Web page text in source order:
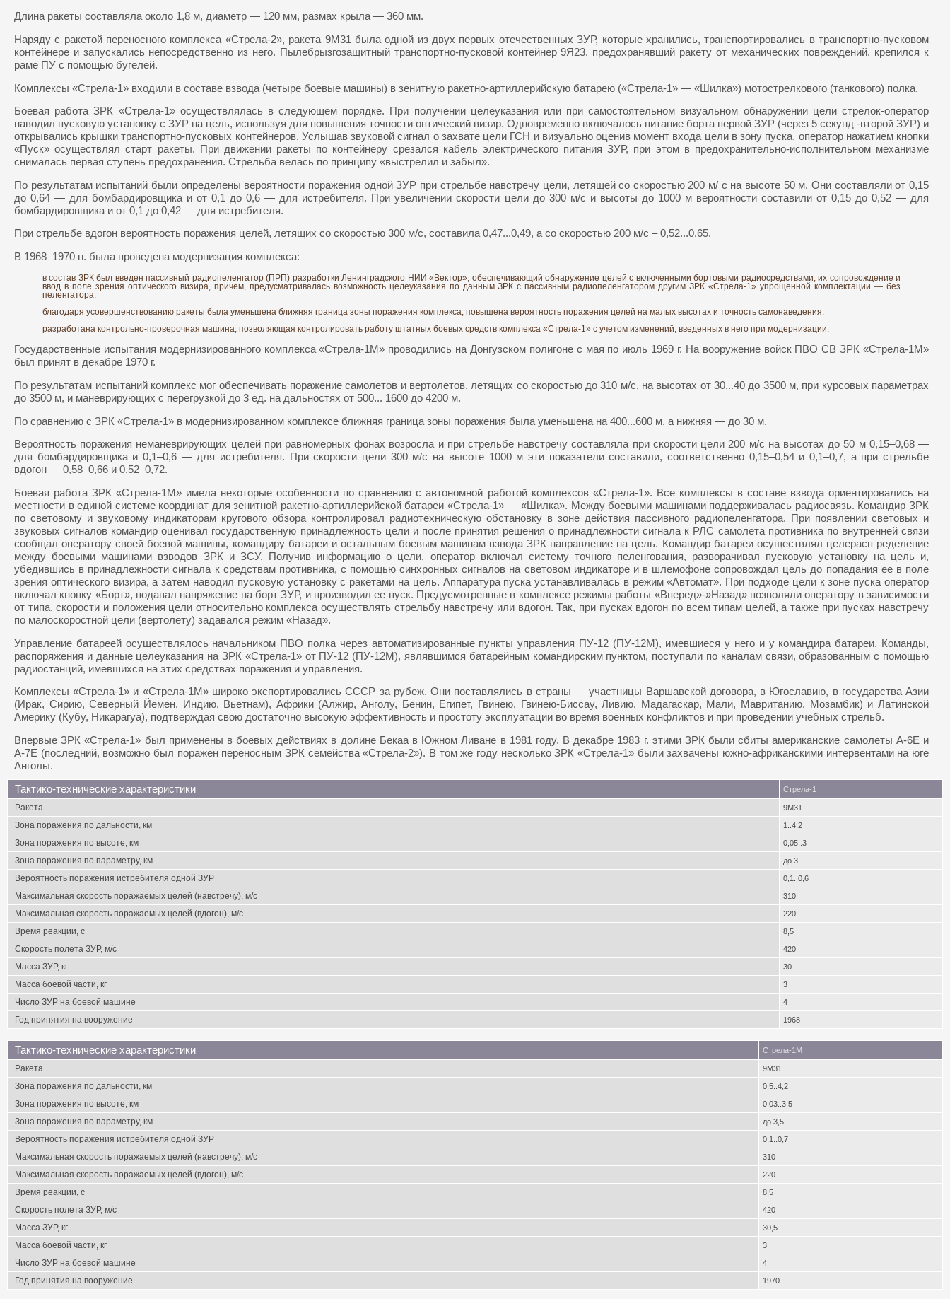
Длина ракеты составляла около 1,8 м, диаметр — 120 мм, размах крыла — 360 мм.
Наряду с ракетой переносного комплекса «Стрела-2», ракета 9М31 была одной из двух первых отечественных ЗУР, которые хранились, транспортировались в транспортно-пусковом
контейнере и запускались непосредственно из него. Пылебрызгозащитный транспортно-пусковой контейнер 9Я23, предохранявший ракету от механических повреждений, крепился к
раме ПУ с помощью бугелей.
Комплексы «Стрела-1» входили в составе взвода (четыре боевые машины) в зенитную ракетно-артиллерийскую батарею («Стрела-1» — «Шилка») мотострелкового (танкового) полка.
Боевая работа ЗРК «Стрела-1» осуществлялась в следующем порядке. При получении целеуказания или при самостоятельном визуальном обнаружении цели стрелок-оператор
наводил пусковую установку с ЗУР на цель, используя для повышения точности оптический визир. Одновременно включалось питание борта первой ЗУР (через 5 секунд -второй ЗУР) и
открывались крышки транспортно-пусковых контейнеров. Услышав звуковой сигнал о захвате цели ГСН и визуально оценив момент входа цели в зону пуска, оператор нажатием кнопки
«Пуск» осуществлял старт ракеты. При движении ракеты по контейнеру срезался кабель электрического питания ЗУР, при этом в предохранительно-исполнительном механизме
снималась первая ступень предохранения. Стрельба велась по принципу «выстрелил и забыл».
По результатам испытаний были определены вероятности поражения одной ЗУР при стрельбе навстречу цели, летящей со скоростью 200 м/ с на высоте 50 м. Они составляли от 0,15
до 0,64 — для бомбардировщика и от 0,1 до 0,6 — для истребителя. При увеличении скорости цели до 300 м/с и высоты до 1000 м вероятности составили от 0,15 до 0,52 — для
бомбардировщика и от 0,1 до 0,42 — для истребителя.
При стрельбе вдогон вероятность поражения целей, летящих со скоростью 300 м/с, составила 0,47...0,49, а со скоростью 200 м/с – 0,52...0,65.
В 1968–1970 гг. была проведена модернизация комплекса:
в состав ЗРК был введен пассивный радиопеленгатор (ПРП) разработки Ленинградского НИИ «Вектор», обеспечивающий обнаружение целей с включенными бортовыми радиосредствами, их сопровождение и
ввод в поле зрения оптического визира, причем, предусматривалась возможность целеуказания по данным ЗРК с пассивным радиопеленгатором другим ЗРК «Стрела-1» упрощенной комплектации — без
пеленгатора.
благодаря усовершенствованию ракеты была уменьшена ближняя граница зоны поражения комплекса, повышена вероятность поражения целей на малых высотах и точность самонаведения.
разработана контрольно-проверочная машина, позволяющая контролировать работу штатных боевых средств комплекса «Стрела-1» с учетом изменений, введенных в него при модернизации.
Государственные испытания модернизированного комплекса «Стрела-1M» проводились на Донгузском полигоне с мая по июль 1969 г. На вооружение войск ПВО СВ ЗРК «Стрела-1М»
был принят в декабре 1970 г.
По результатам испытаний комплекс мог обеспечивать поражение самолетов и вертолетов, летящих со скоростью до 310 м/с, на высотах от 30...40 до 3500 м, при курсовых параметрах
до 3500 м, и маневрирующих с перегрузкой до 3 ед. на дальностях от 500... 1600 до 4200 м.
По сравнению с ЗРК «Стрела-1» в модернизированном комплексе ближняя граница зоны поражения была уменьшена на 400...600 м, а нижняя — до 30 м.
Вероятность поражения неманеврирующих целей при равномерных фонах возросла и при стрельбе навстречу составляла при скорости цели 200 м/с на высотах до 50 м 0,15–0,68 —
для бомбардировщика и 0,1–0,6 — для истребителя. При скорости цели 300 м/с на высоте 1000 м эти показатели составили, соответственно 0,15–0,54 и 0,1–0,7, а при стрельбе
вдогон — 0,58–0,66 и 0,52–0,72.
Боевая работа ЗРК «Стрела-1M» имела некоторые особенности по сравнению с автономной работой комплексов «Стрела-1». Все комплексы в составе взвода ориентировались на
местности в единой системе координат для зенитной ракетно-артиллерийской батареи «Стрела-1» — «Шилка». Между боевыми машинами поддерживалась радиосвязь. Командир ЗРК
по световому и звуковому индикаторам кругового обзора контролировал радиотехническую обстановку в зоне действия пассивного радиопеленгатора. При появлении световых и
звуковых сигналов командир оценивал государственную принадлежность цели и после принятия решения о принадлежности сигнала к РЛС самолета противника по внутренней связи
сообщал оператору своей боевой машины, командиру батареи и остальным боевым машинам взвода ЗРК направление на цель. Командир батареи осуществлял целерасп ределение
между боевыми машинами взводов ЗРК и ЗСУ. Получив информацию о цели, оператор включал систему точного пеленгования, разворачивал пусковую установку на цель и,
убедившись в принадлежности сигнала к средствам противника, с помощью синхронных сигналов на световом индикаторе и в шлемофоне сопровождал цель до попадания ее в поле
зрения оптического визира, а затем наводил пусковую установку с ракетами на цель. Аппаратура пуска устанавливалась в режим «Автомат». При подходе цели к зоне пуска оператор
включал кнопку «Борт», подавал напряжение на борт ЗУР, и производил ее пуск. Предусмотренные в комплексе режимы работы «Вперед»-»Назад» позволяли оператору в зависимости
от типа, скорости и положения цели относительно комплекса осуществлять стрельбу навстречу или вдогон. Так, при пусках вдогон по всем типам целей, а также при пусках навстречу
по малоскоростной цели (вертолету) задавался режим «Назад».
Управление батареей осуществлялось начальником ПВО полка через автоматизированные пункты управления ПУ-12 (ПУ-12М), имевшиеся у него и у командира батареи. Команды,
распоряжения и данные целеуказания на ЗРК «Стрела-1» от ПУ-12 (ПУ-12М), являвшимся батарейным командирским пунктом, поступали по каналам связи, образованным с помощью
радиостанций, имевшихся на этих средствах поражения и управления.
Комплексы «Стрела-1» и «Стрела-1М» широко экспортировались СССР за рубеж. Они поставлялись в страны — участницы Варшавской договора, в Югославию, в государства Азии
(Ирак, Сирию, Северный Йемен, Индию, Вьетнам), Африки (Алжир, Анголу, Бенин, Египет, Гвинею, Гвинею-Биссау, Ливию, Мадагаскар, Мали, Мавританию, Мозамбик) и Латинской
Америку (Кубу, Никарагуа), подтверждая свою достаточно высокую эффективность и простоту эксплуатации во время военных конфликтов и при проведении учебных стрельб.
Впервые ЗРК «Стрела-1» был применены в боевых действиях в долине Бекаа в Южном Ливане в 1981 году. В декабре 1983 г. этими ЗРК были сбиты американские самолеты А-6Е и
А-7Е (последний, возможно был поражен переносным ЗРК семейства «Стрела-2»). В том же году несколько ЗРК «Стрела-1» были захвачены южно-африканскими интервентами на юге
Анголы.
Тактико-технические характеристики Стрела-1
Ракета 9М31
Зона поражения по дальности, км 1..4,2
Зона поражения по высоте, км 0,05..3
Зона поражения по параметру, км до 3
Вероятность поражения истребителя одной ЗУР 0,1..0,6
Максимальная скорость поражаемых целей (навстречу), м/с 310
Максимальная скорость поражаемых целей (вдогон), м/с 220
Время реакции, с 8,5
Скорость полета ЗУР, м/с 420
Масса ЗУР, кг 30
Масса боевой части, кг 3
Число ЗУР на боевой машине 4
Год принятия на вооружение 1968
Тактико-технические характеристики Стрела-1М
Ракета 9М31
Зона поражения по дальности, км 0,5..4,2
Зона поражения по высоте, км 0,03..3,5
Зона поражения по параметру, км до 3,5
Вероятность поражения истребителя одной ЗУР 0,1..0,7
Максимальная скорость поражаемых целей (навстречу), м/с 310
Максимальная скорость поражаемых целей (вдогон), м/с 220
Время реакции, с 8,5
Скорость полета ЗУР, м/с 420
Масса ЗУР, кг 30,5
Масса боевой части, кг 3
Число ЗУР на боевой машине 4
Год принятия на вооружение 1970